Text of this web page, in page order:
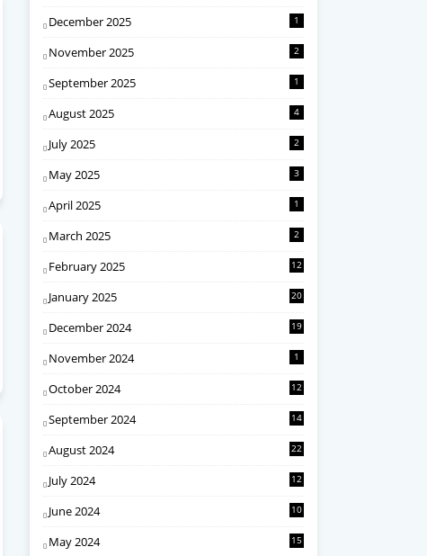
December 2025 1
November 2025 2
September 2025 1
August 2025 4
July 2025 2
May 2025 3
April 2025 1
March 2025 2
February 2025 12
January 2025 20
December 2024 19
November 2024 1
October 2024 12
September 2024 14
August 2024 22
July 2024 12
June 2024 10
May 2024 15